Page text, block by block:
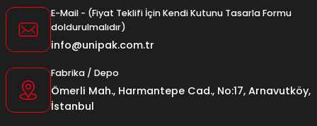
E-Mail - (Fiyat Teklifi İçin Kendi Kutunu Tasarla Formu
doldurulmalıdır)
info@unipak.com.tr
Fabrika / Depo
Ömerli Mah., Harmantepe Cad., No:17, Arnavutköy,
İstanbul